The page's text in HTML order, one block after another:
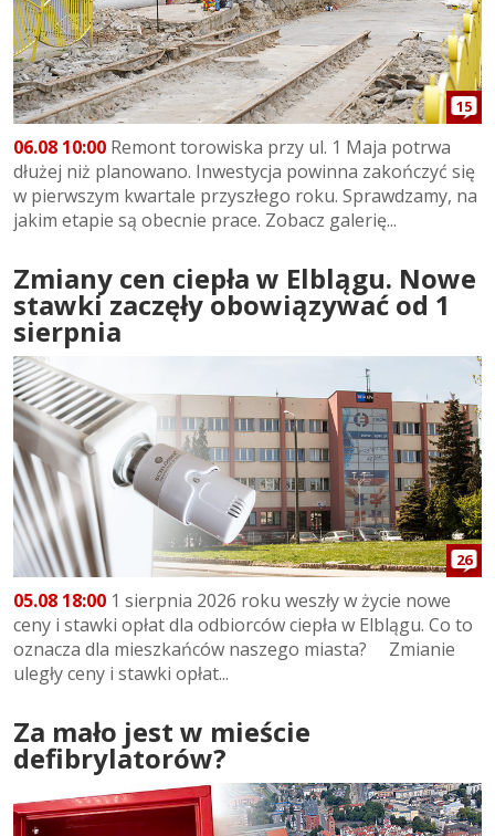
15
06.08 10:00 Remont torowiska przy ul. 1 Maja potrwa
dłużej niż planowano. Inwestycja powinna zakończyć się
w pierwszym kwartale przyszłego roku. Sprawdzamy, na
jakim etapie są obecnie prace. Zobacz galerię...
Zmiany cen ciepła w Elblągu. Nowe
stawki zaczęły obowiązywać od 1
sierpnia
26
05.08 18:00 1 sierpnia 2026 roku weszły w życie nowe
ceny i stawki opłat dla odbiorców ciepła w Elblągu. Co to
oznacza dla mieszkańców naszego miasta? Zmianie
uległy ceny i stawki opłat...
Za mało jest w mieście
defibrylatorów?